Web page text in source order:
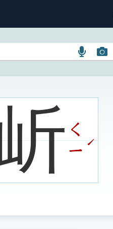
語
搜
圖
圖
搜
ㄑ
ㄧ
ˊ